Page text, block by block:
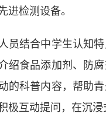
进检测设备。
结合中学生认知特
绍食品添加剂、防
的科普内容，帮助
极互动提问，在沉